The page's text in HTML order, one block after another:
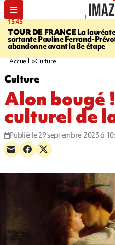
15:45
TOUR DE FRANCELa
sortante Pauline Ferrand-
abandonne avant la 8e étape
Accueil Culture
Culture
Alon bougé
culturel de
Publié le 29 septembre 2023 à